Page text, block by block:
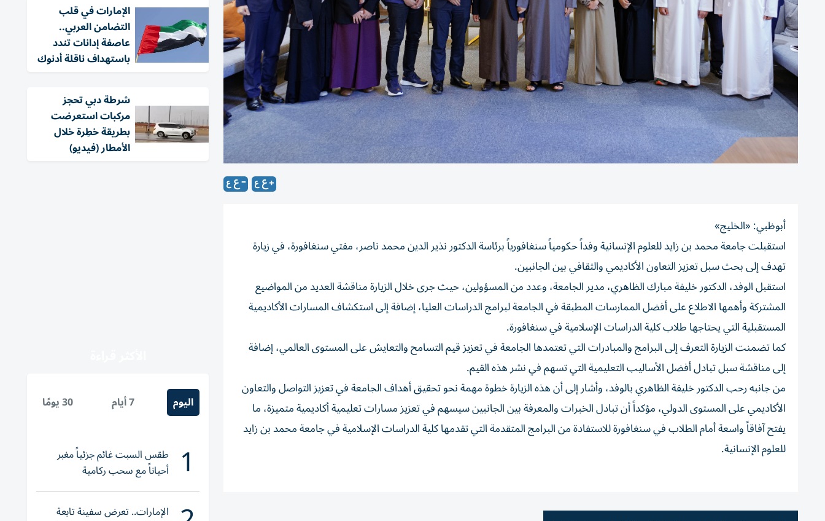
أبوظبي: «الخليج»
استقبلت جامعة محمد بن زايد للعلوم الإنسانية وفداً حكومياً سنغافورياً برئاسة الدكتور نذير الدين محمد ناصر، مفتي سنغافورة، في زيارة
تهدف إلى بحث سبل تعزيز التعاون الأكاديمي والثقافي بين الجانبين.
استقبل الوفد، الدكتور خليفة مبارك الظاهري، مدير الجامعة، وعدد من المسؤولين، حيث جرى خلال الزيارة مناقشة العديد من المواضيع
المشتركة وأهمها الاطلاع على أفضل الممارسات المطبقة في الجامعة لبرامج الدراسات العليا، إضافة إلى استكشاف المسارات الأكاديمية
المستقبلية التي يحتاجها طلاب كلية الدراسات الإسلامية في سنغافورة.
كما تضمنت الزيارة التعرف إلى البرامج والمبادرات التي تعتمدها الجامعة في تعزيز قيم التسامح والتعايش على المستوى العالمي، إضافة
إلى مناقشة سبل تبادل أفضل الأساليب التعليمية التي تسهم في نشر هذه القيم.
من جانبه رحب الدكتور خليفة الظاهري بالوفد، وأشار إلى أن هذه الزيارة خطوة مهمة نحو تحقيق أهداف الجامعة في تعزيز التواصل والتعاون
الأكاديمي على المستوى الدولي، مؤكداً أن تبادل الخبرات والمعرفة بين الجانبين سيسهم في تعزيز مسارات تعليمية أكاديمية متميزة، ما
يفتح آفاقاً واسعة أمام الطلاب في سنغافورة للاستفادة من البرامج المتقدمة التي تقدمها كلية الدراسات الإسلامية في جامعة محمد بن زايد
للعلوم الإنسانية.
الإمارات في قلب
التضامن العربي..
عاصفة إدانات تندد
باستهداف ناقلة أدنوك
شرطة دبي تحجز
مركبات استعرضت
بطريقة خطِرة خلال
الأمطار (فيديو)
اليوم 7 أيام 30 يومًا
1 طقس السبت غائم جزئياً مغبر
أحياناً مع سحب ركامية
الإمارات.. تعرض سفينة تابعة